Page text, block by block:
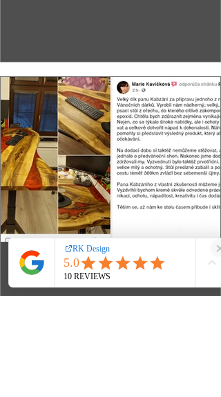
Velký dík panu Kabzáni za
Marie Kavičková